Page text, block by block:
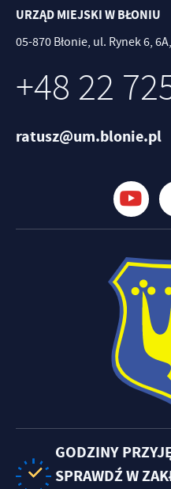
URZĄD MIEJSKI W BŁONIU
05-870 Błonie, ul. Rynek 6,
+48 22
ratusz@um.blonie.pl
GODZINY
SPRAWDŹ W